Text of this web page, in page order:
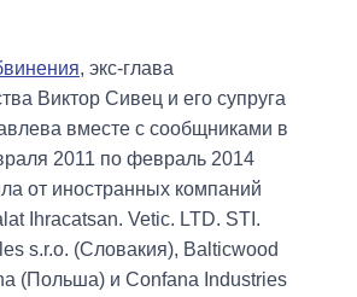
, экс-глава
Виктор Сивец и его супруга
вместе с сообщниками в
2011 по февраль 2014
от иностранных компаний
Ihracatsan. Vetic. LTD. STI.
s.r.o. (Словакия), Balticwood
(Польша) и Confana Industries